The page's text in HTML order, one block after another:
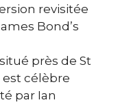
revisitée
Bond’s
près de St
est célèbre
par Ian